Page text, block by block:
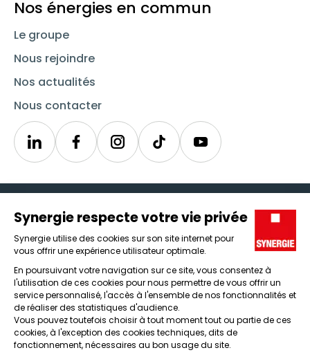
Nos énergies en commun
Le groupe
Nous rejoindre
Nos actualités
Nous contacter
LinkedinSynergieInstagramTikTok Youtube
Icône d'illustration
Candidats
Entreprises
Icône d'illustration
Nos agences
Icône d'illustration
Conditions générales d'utilisation et mentions légales
Protection des données
Lanceur d'alertes